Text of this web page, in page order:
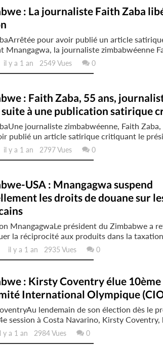
: La journaliste Faith Zaba
pour avoir publié un article
Mnangagwa, la journaliste zimbabwéenne
il y a 1 an 2549 Vues 0
: Faith Zaba, 55 ans,
à une publication satirique
journaliste zimbabwéenne, Faith
publié un article satirique critiquant le
il y a 1 an 2797 Vues 0
USA : Mnangagwa suspend
les droits de douane sur
MnangagwaLe président du Zimbabwe a
la réciprocité aux produits dans la
il y a 1 an 2935 Vues 0
: Kirsty Coventry élue
International Olympique
lendemain de son élection dès le
session à Costa Navarino, Kirsty Coventry,
a 1 an 2984 Vues 0